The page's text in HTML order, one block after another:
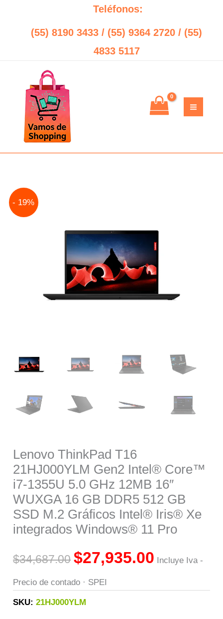
contenido
Teléfonos:
(55) 8190 3433 / (55) 9364 2720 / (55)
4833 5117
- 19%
Lenovo ThinkPad T16
21HJ000YLM Gen2 Intel® Core™
i7-1355U 5.0 GHz 12MB 16″
WUXGA 16 GB DDR5 512 GB
SSD M.2 Gráficos Intel® Iris® Xe
integrados Windows® 11 Pro
$34,687.00
was:
$34,687.00.
$27,935.00
is:
$27,935.00.
Incluye Iva -
Precio de contado · SPEI
SKU:21HJ000YLM